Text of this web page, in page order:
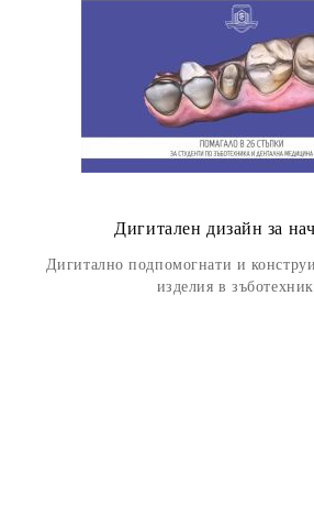
Дигитален дизайн за
Дигитално подпомогнати и
изделия в